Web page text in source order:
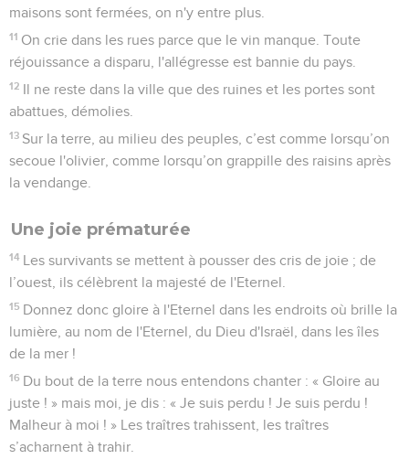
maisons sont fermées, on n'y entre plus.
11 On crie dans les rues parce que le vin manque. Toute
réjouissance a disparu, l'allégresse est bannie du pays.
12 Il ne reste dans la ville que des ruines et les portes sont
abattues, démolies.
13 Sur la terre, au milieu des peuples, c’est comme lorsqu’on
secoue l'olivier, comme lorsqu’on grappille des raisins après
la vendange.
Une joie prématurée
14 Les survivants se mettent à pousser des cris de joie ; de
l’ouest, ils célèbrent la majesté de l'Eternel.
15 Donnez donc gloire à l'Eternel dans les endroits où brille la
lumière, au nom de l'Eternel, du Dieu d'Israël, dans les îles
de la mer !
16 Du bout de la terre nous entendons chanter : « Gloire au
juste ! » mais moi, je dis : « Je suis perdu ! Je suis perdu !
Malheur à moi ! » Les traîtres trahissent, les traîtres
s’acharnent à trahir.